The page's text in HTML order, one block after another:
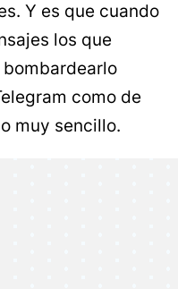
Y es que cuando
los que
bombardearlo
como de
muy sencillo.